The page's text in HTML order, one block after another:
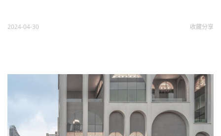
2024-04-30 收藏分享